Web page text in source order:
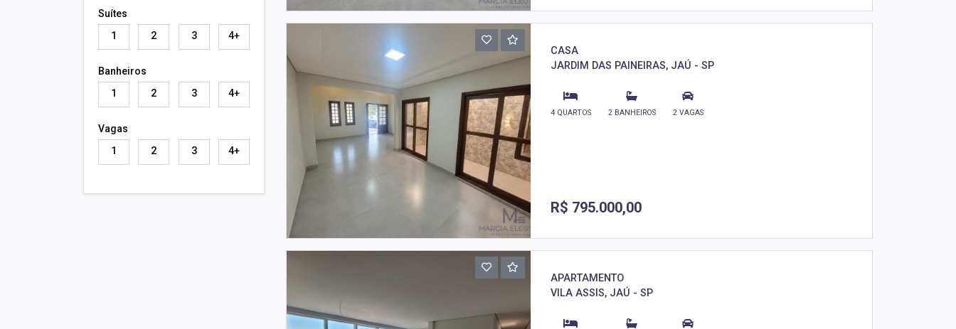
Suítes
1 2 3 4+
Banheiros
1 2 3 4+
Vagas
1 2 3 4+
CASA
JARDIM DAS PAINEIRAS, JAÚ - SP
4 QUARTOS 2 BANHEIROS 2 VAGAS
R$ 795.000,00
APARTAMENTO
VILA ASSIS, JAÚ - SP